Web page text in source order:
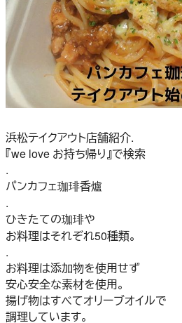
浜松テイクアウト店舗紹介.
『we love お持ち帰り』で検索
.
パンカフェ珈琲香爐
.
ひきたての珈琲や
お料理はそれぞれ50種類。
.
お料理は添加物を使用せず
安心安全な素材を使用。
揚げ物はすべてオリーブオイルで
調理しています。